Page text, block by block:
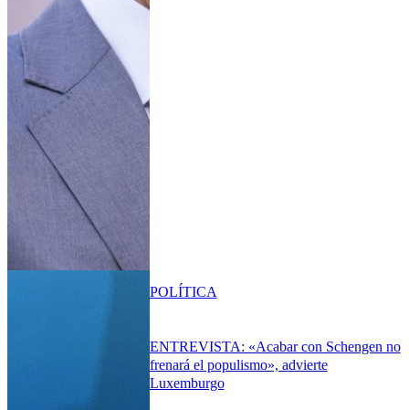
ENTREVISTA: «Acabar con Schengen no
frenará el populismo», advierte
Luxemburgo
POLÍTICA